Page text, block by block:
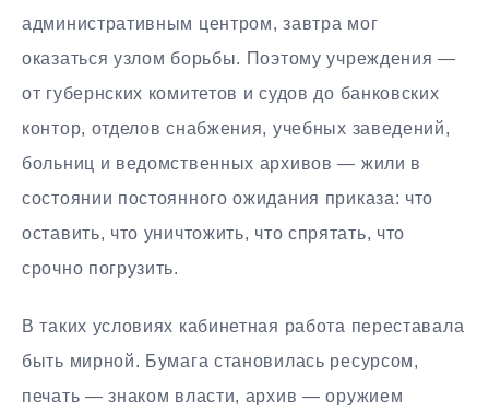
административным центром, завтра мог
оказаться узлом борьбы. Поэтому учреждения —
от губернских комитетов и судов до банковских
контор, отделов снабжения, учебных заведений,
больниц и ведомственных архивов — жили в
состоянии постоянного ожидания приказа: что
оставить, что уничтожить, что спрятать, что
срочно погрузить.
В таких условиях кабинетная работа переставала
быть мирной. Бумага становилась ресурсом,
печать — знаком власти, архив — оружием